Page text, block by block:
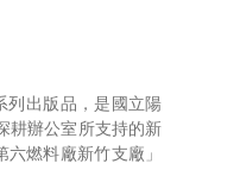
出版品， 是國立陽
耕辦公室所支持的新
燃料廠新竹支廠」